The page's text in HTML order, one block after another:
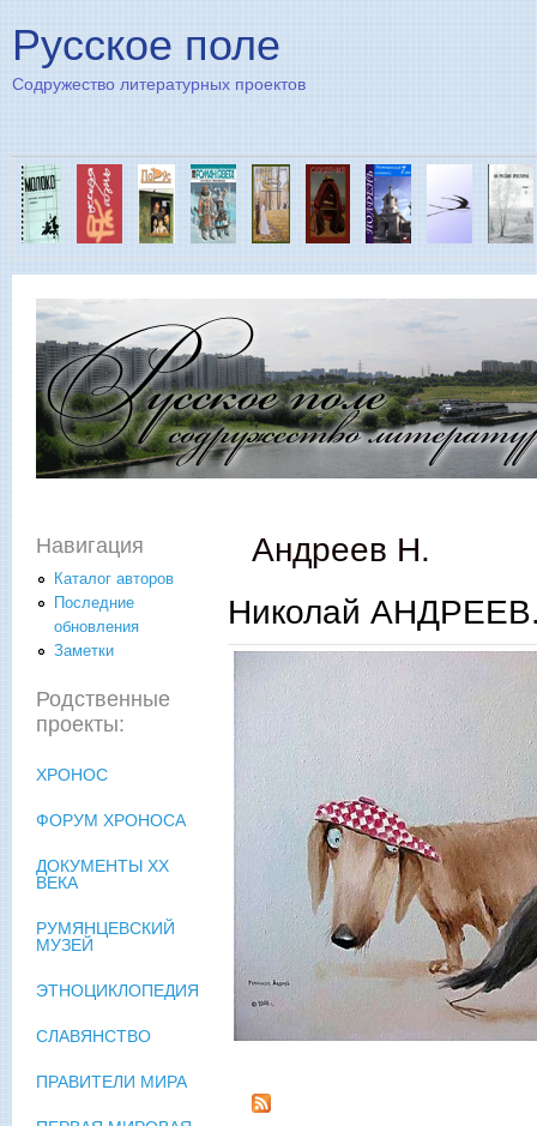
Русское поле
Содружество литературных проектов
Андреев Н.
Николай
Навигация
Каталог авторов
Последние
обновления
Заметки
Родственные
проекты:
ХРОНОС
ФОРУМ ХРОНОСА
ДОКУМЕНТЫ XX
ВЕКА
РУМЯНЦЕВСКИЙ
МУЗЕЙ
ЭТНОЦИКЛОПЕДИЯ
СЛАВЯНСТВО
ПРАВИТЕЛИ МИРА